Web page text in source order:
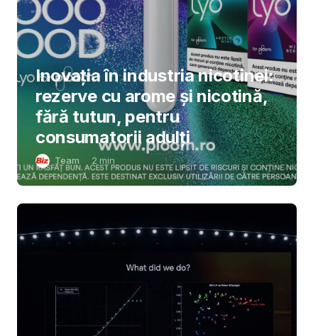
Inovația în industria nicotinei:
rezerve cu arome și nicotină,
fără tutun, pentru
consumatorii adulți
Team 2 min